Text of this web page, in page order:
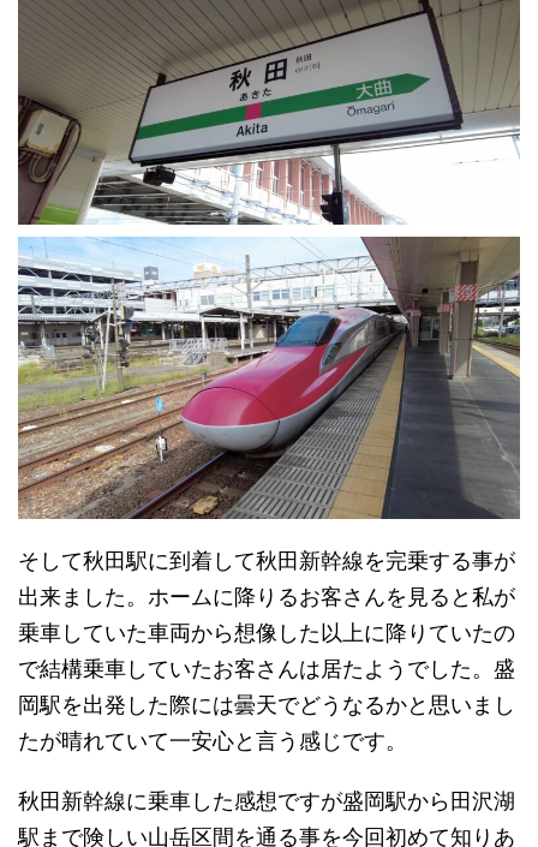
そして秋田駅に到着して秋田新幹線を完乗する事が
出来ました。ホームに降りるお客さんを見ると私が
乗車していた車両から想像した以上に降りていたの
で結構乗車していたお客さんは居たようでした。盛
岡駅を出発した際には曇天でどうなるかと思いまし
たが晴れていて一安心と言う感じです。
秋田新幹線に乗車した感想ですが盛岡駅から田沢湖
駅まで険しい山岳区間を通る事を今回初めて知りあ